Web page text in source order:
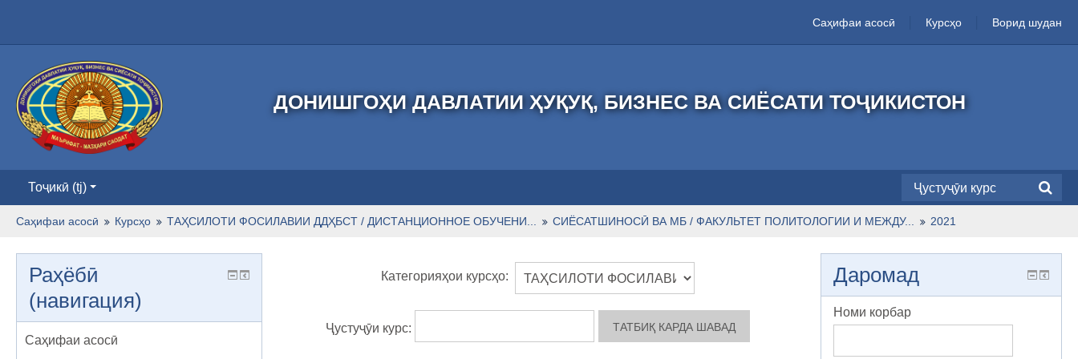
Саҳифаи асосӣ Курсҳо Ворид шудан
ДОНИШГОҲИ ДАВЛАТИИ ҲУҚУҚ, БИЗНЕС ВА СИЁСАТИ ТОҶИКИСТОН
Тоҷикӣ ‎(tj)‎
Саҳифаи асосӣ Курсҳо ТАҲСИЛОТИ ФОСИЛАВИИ ДДҲБСТ / ДИСТАНЦИОННОЕ ОБУЧЕНИ... СИЁСАТШИНОСӢ ВА МБ / ФАКУЛЬТЕТ ПОЛИТОЛОГИИ И МЕЖДУ... 2021
Категорияҳои курсҳо:
Ҷустуҷӯи курс:
Раҳёбӣ
(навигация)
Саҳифаи асосӣ
Даромад
Номи корбар